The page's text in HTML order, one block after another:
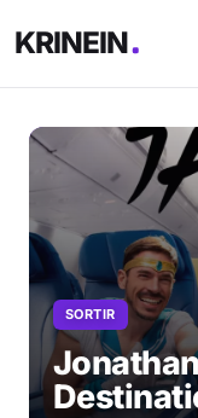
KRINEIN
SORTIR